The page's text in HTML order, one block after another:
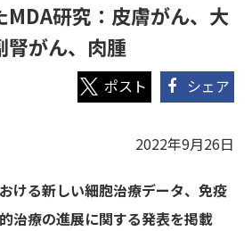
MDA研究：皮膚がん、大
腎がん、肉腫
シェア
2022年9月26日
ける新しい細胞治療データ、免疫
治療の進展に関する発表を掲載